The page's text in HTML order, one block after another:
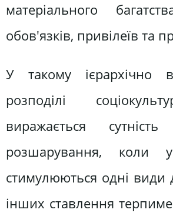
матеріального
обов'язків, привілеїв та
У такому ієрархічно
розподілі
виражається сутність
розшарування, коли у
стимулюються одні види
інших ставлення